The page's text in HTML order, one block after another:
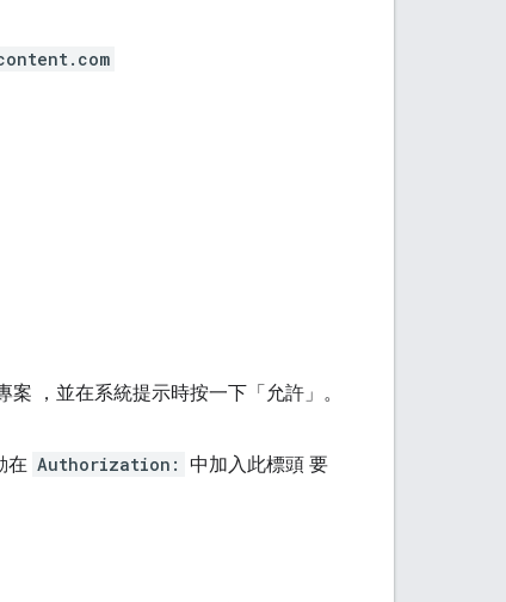
，並在系統提示時按一下「允許」 。
在 Authorization: 中加入此標頭 要